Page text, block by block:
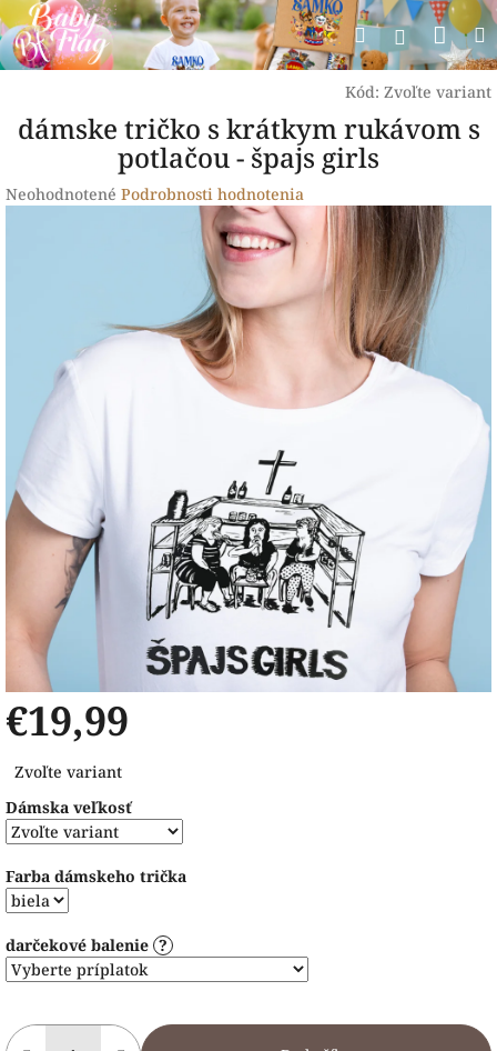
Prejsť
na
obsah
Hľadať
Kód: Zvoľte variant
dámske tričko s krátkym rukávom s
potlačou - špajs girls
Priemerné
hviezdičiek.
Neohodnotené Podrobnosti hodnotenia
€19,99
cena:
Zvoľte variant
Dámska veľkosť
Farba dámskeho trička
darčekové balenie ?